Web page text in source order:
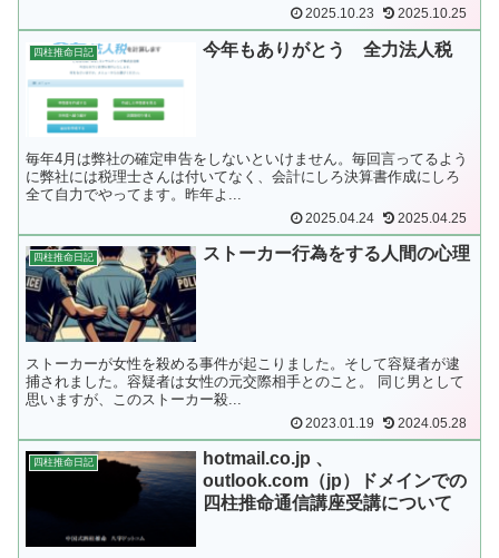
2025.10.23 2025.10.25
四柱推命日記 今年もありがとう 全力法人税
毎年4月は弊社の確定申告をしないといけません。毎回言ってるよう
に弊社には税理士さんは付いてなく、会計にしろ決算書作成にしろ
全て自力でやってます。昨年よ...
2025.04.24 2025.04.25
四柱推命日記 ストーカー行為をする人間の心理
ストーカーが女性を殺める事件が起こりました。そして容疑者が逮
捕されました。容疑者は女性の元交際相手とのこと。 同じ男として
思いますが、このストーカー殺...
2023.01.19 2024.05.28
四柱推命日記
hotmail.co.jp 、
outlook.com（jp）ドメインでの
四柱推命通信講座受講について